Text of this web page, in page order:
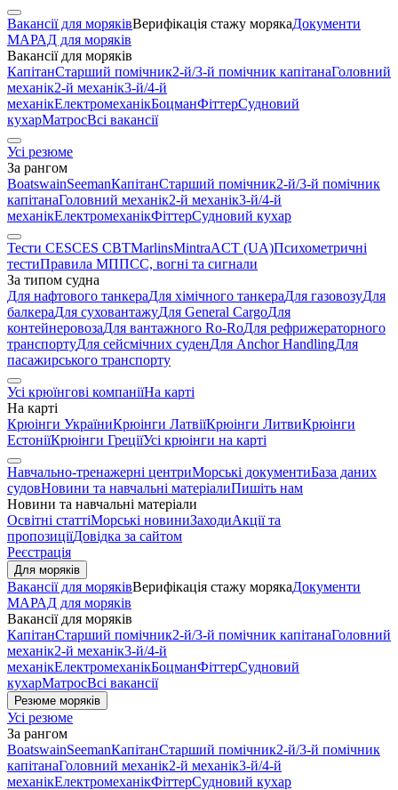
Вакансії для моряківВерифікація стажу морякаДокументи
МАРАД для моряків
Вакансії для моряків
КапітанСтарший помічник2-й/3-й помічник капітанаГоловний
механік2-й механік3-й/4-й
механікЕлектромеханікБоцманФіттерСудновий
кухарМатросВсі вакансії
Усі резюме
За рангом
BoatswainSeemanКапітанСтарший помічник2-й/3-й помічник
капітанаГоловний механік2-й механік3-й/4-й
механікЕлектромеханікФіттерСудновий кухар
Тести CESCES CBTMarlinsMintraACT (UA)Психометричні
тестиПравила МППСС, вогні та сигнали
За типом судна
Для нафтового танкераДля хімічного танкераДля газовозуДля
балкераДля суховантажуДля General CargoДля
контейнеровозаДля вантажного Ro-RoДля рефрижераторного
транспортуДля сейсмічних суденДля Anchor HandlingДля
пасажирського транспорту
Усі крюїнгові компаніїНа карті
На карті
Крюінги УкраїниКрюінги ЛатвіїКрюінги ЛитвиКрюінги
ЕстоніїКрюінги ГреціїУсі крюінги на карті
Навчально-тренажерні центриМорські документиБаза даних
судовНовини та навчальні матеріалиПишіть нам
Новини та навчальні матеріали
Освітні статтіМорські новиниЗаходиАкції та
пропозиціїДовідка за сайтом
Реєстрація
Для моряків
Вакансії для моряківВерифікація стажу морякаДокументи
МАРАД для моряків
Вакансії для моряків
КапітанСтарший помічник2-й/3-й помічник капітанаГоловний
механік2-й механік3-й/4-й
механікЕлектромеханікБоцманФіттерСудновий
кухарМатросВсі вакансії
Резюме моряків
Усі резюме
За рангом
BoatswainSeemanКапітанСтарший помічник2-й/3-й помічник
капітанаГоловний механік2-й механік3-й/4-й
механікЕлектромеханікФіттерСудновий кухар